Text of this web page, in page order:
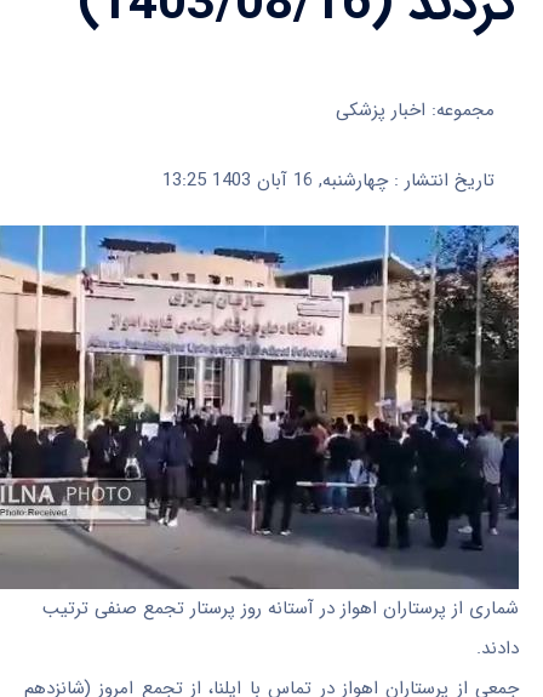
مجموعه: اخبار پزشکی
تاریخ انتشار : چهارشنبه, 16 آبان 1403 13:25
شماری از پرستاران اهواز در آستانه روز پرستار تجمع صنفی ترتیب
دادند.
جمعی از پرستاران اهواز در تماس با ایلنا، از تجمع امروز (شانزدهم